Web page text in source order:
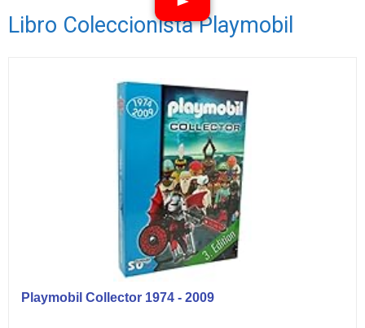
Libro Coleccionista Playmobil
Playmobil Collector 1974 - 2009